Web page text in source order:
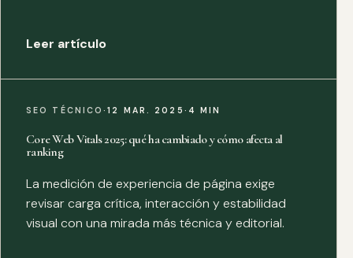
Leer artículo
SEO TÉCNICO·12 MAR. 2025 · 4 MIN
Core Web Vitals 2025: qué ha cambiado y cómo afecta al
ranking
La medición de experiencia de página exige
revisar carga crítica, interacción y estabilidad
visual con una mirada más técnica y editorial.